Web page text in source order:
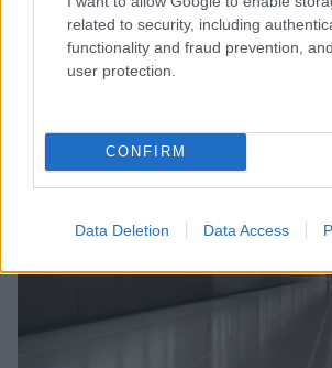
related to security, including
functionality and fraud prevention,
user protection.
CONFIRM
Data Deletion Data Access
Come scegliere un fitness tracker
FITNESS